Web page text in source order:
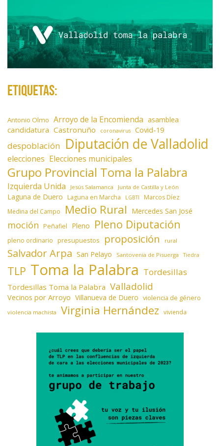
Etiquetas:
Antonio Olmo Arroyo de la Encomienda asamblea
candidatura Castronuño coronavirus Covid-19
despoblación Diputación de Valladolid
elecciones Elecciones municipales
Grupo Provincial Toma la Palabra
Izquierda Unida Jesús Salamanca Junta de Castilla y León
Laguna de Duero Laguna en Marcha LGBTI Marcos Díez
Medina del Campo Medio Rural Mercedes San José
moción Peñafiel Pleno Pleno Diputación
pleno ordinario presupuestos proposición rural
Salvador Arpa San Pelayo Santovenia de Pisuerga Tiedra
TLP Toma la Palabra Tordesillas
Tordesillas Toma la Palabra Valladolid
Vecinos por Arroyo Villanueva de Duero violencia de género
violencia machista Virginia Hernández vivienda